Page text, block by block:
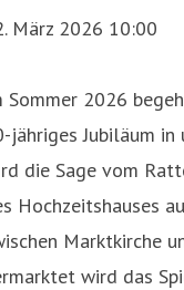
März 2026 10:00
Sommer 2026
jähriges Jubiläum
die Sage vom
Hochzeitshauses
Marktkirche
wird das